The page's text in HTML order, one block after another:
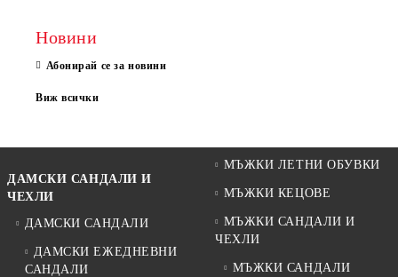
Новини
Абонирай се за новини
Виж всички
ДАМСКИ САНДАЛИ И
ЧЕХЛИ
ДАМСКИ САНДАЛИ
ДАМСКИ ЕЖЕДНЕВНИ
САНДАЛИ
МЪЖКИ ЛЕТНИ ОБУВКИ
МЪЖКИ КЕЦОВЕ
МЪЖКИ САНДАЛИ И
ЧЕХЛИ
МЪЖКИ САНДАЛИ